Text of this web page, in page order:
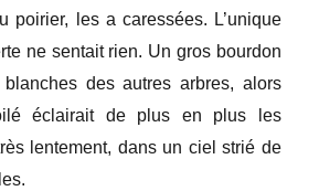
poirier, les a caressées. L’unique
ne sentait rien. Un gros bourdon
des autres arbres, alors
éclairait de plus en plus les
lentement, dans un ciel strié de